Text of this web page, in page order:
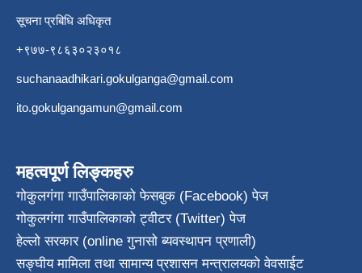
सूचना प्रबिधि अधिकृत
+९७७-९८६३०२३०१८
suchanaadhikari.gokulganga@gmail.com
ito.gokulgangamun@gmail.com
महत्वपूर्ण लिङ्कहरु
गोकुलगंगा गाउँपालिकाको फेसबुक (Facebook) पेज
गोकुलगंगा गाउँपालिकाको ट्वीटर (Twitter) पेज
हेल्लो सरकार (online गुनासो ब्यवस्थापन प्रणाली)
सङ्घीय मामिला तथा सामान्य प्रशासन मन्त्रालयको वेवसाईट